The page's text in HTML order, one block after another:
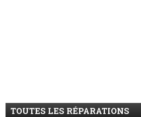
TOUTES LES RÉPARATIONS